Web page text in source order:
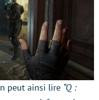
peut ainsi lire “Q :